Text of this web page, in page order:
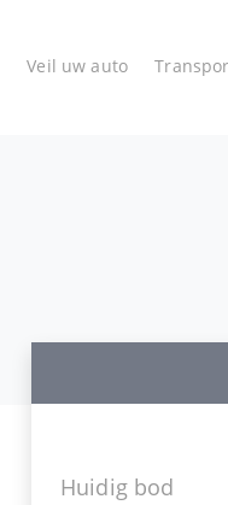
Veil uw auto
Huidig bod